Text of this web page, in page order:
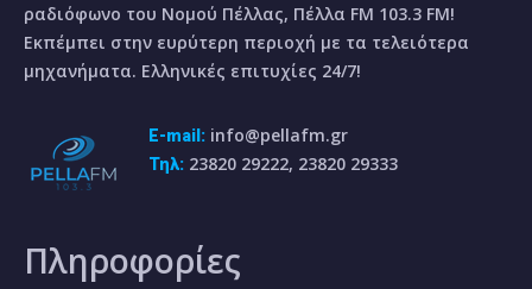
ραδιόφωνο του Νομού Πέλλας, Πέλλα FM 103.3 FM!
Εκπέμπει στην ευρύτερη περιοχή με τα τελειότερα
μηχανήματα. Ελληνικές επιτυχίες 24/7!
E-mail: info@pellafm.gr
Τηλ: 23820 29222, 23820 29333
Πληροφορίες